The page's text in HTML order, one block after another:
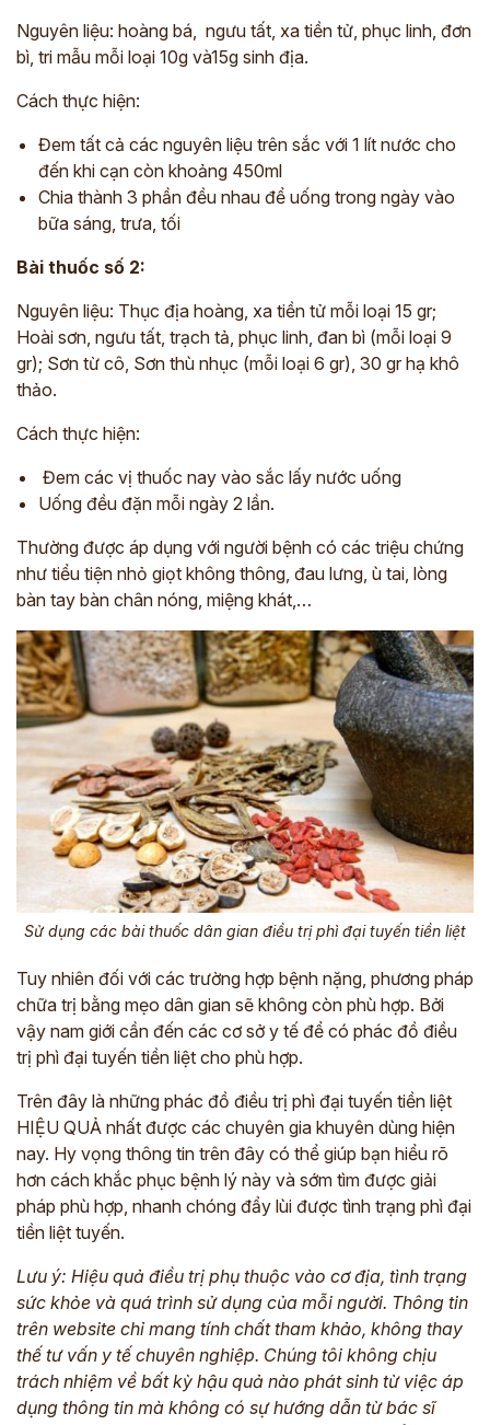
Nguyên liệu: hoàng bá, ngưu tất, xa tiền tử, phục linh, đơn
bì, tri mẫu mỗi loại 10g và15g sinh địa.
Cách thực hiện:
Đem tất cả các nguyên liệu trên sắc với 1 lít nước cho
đến khi cạn còn khoảng 450ml
Chia thành 3 phần đều nhau để uống trong ngày vào
bữa sáng, trưa, tối
Bài thuốc số 2:
Nguyên liệu: Thục địa hoàng, xa tiền tử mỗi loại 15 gr;
Hoài sơn, ngưu tất, trạch tả, phục linh, đan bì (mỗi loại 9
gr); Sơn từ cô, Sơn thù nhục (mỗi loại 6 gr), 30 gr hạ khô
thảo.
Cách thực hiện:
Đem các vị thuốc nay vào sắc lấy nước uống
Uống đều đặn mỗi ngày 2 lần.
Thường được áp dụng với người bệnh có các triệu chứng
như tiểu tiện nhỏ giọt không thông, đau lưng, ù tai, lòng
bàn tay bàn chân nóng, miệng khát,…
Sử dụng các bài thuốc dân gian điều trị phì đại tuyến tiền liệt
Tuy nhiên đối với các trường hợp bệnh nặng, phương pháp
chữa trị bằng mẹo dân gian sẽ không còn phù hợp. Bởi
vậy nam giới cần đến các cơ sở y tế để có phác đồ điều
trị phì đại tuyến tiền liệt cho phù hợp.
Trên đây là những phác đồ điều trị phì đại tuyến tiền liệt
HIỆU QUẢ nhất được các chuyên gia khuyên dùng hiện
nay. Hy vọng thông tin trên đây có thể giúp bạn hiểu rõ
hơn cách khắc phục bệnh lý này và sớm tìm được giải
pháp phù hợp, nhanh chóng đẩy lùi được tình trạng phì đại
tiền liệt tuyến.
Lưu ý: Hiệu quả điều trị phụ thuộc vào cơ địa, tình trạng
sức khỏe và quá trình sử dụng của mỗi người. Thông tin
trên website chỉ mang tính chất tham khảo, không thay
thế tư vấn y tế chuyên nghiệp. Chúng tôi không chịu
trách nhiệm về bất kỳ hậu quả nào phát sinh từ việc áp
dụng thông tin mà không có sự hướng dẫn từ bác sĩ